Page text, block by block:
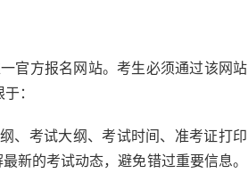
官方报名网站。考生必须通过该网站
：
、考试大纲、考试时间、准考证打印
新的考试动态，避免错过重要信息。